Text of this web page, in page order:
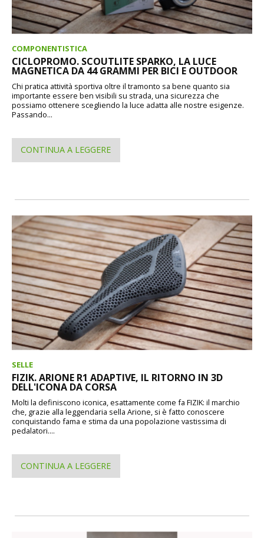
COMPONENTISTICA
CICLOPROMO. SCOUTLITE SPARKO, LA LUCE
MAGNETICA DA 44 GRAMMI PER BICI E OUTDOOR
Chi pratica attività sportiva oltre il tramonto sa bene quanto sia
importante essere ben visibili su strada, una sicurezza che
possiamo ottenere scegliendo la luce adatta alle nostre esigenze.
Passando...
CONTINUA A LEGGERE
SELLE
FIZIK. ARIONE R1 ADAPTIVE, IL RITORNO IN 3D
DELL'ICONA DA CORSA
Molti la definiscono iconica, esattamente come fa FIZIK: il marchio
che, grazie alla leggendaria sella Arione, si è fatto conoscere
conquistando fama e stima da una popolazione vastissima di
pedalatori....
CONTINUA A LEGGERE